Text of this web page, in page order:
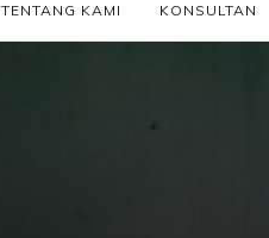
TENTANG KAMI KONSULTAN